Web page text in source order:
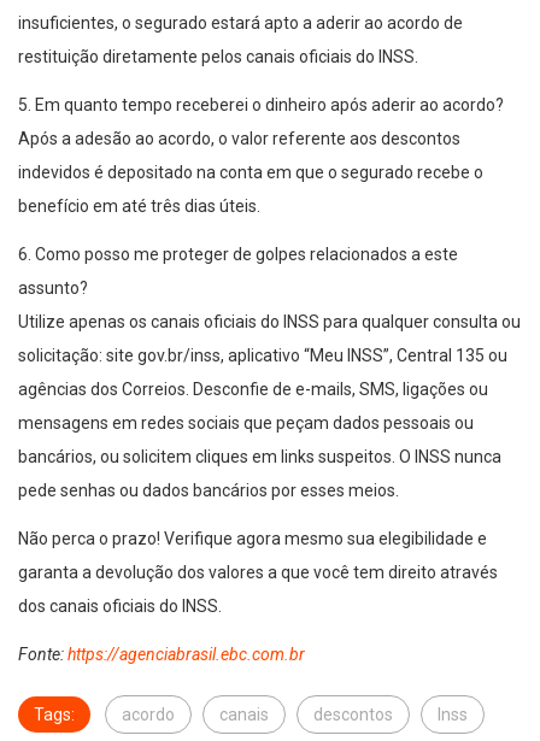
insuficientes, o segurado estará apto a aderir ao acordo de
restituição diretamente pelos canais oficiais do INSS.
5. Em quanto tempo receberei o dinheiro após aderir ao acordo?
Após a adesão ao acordo, o valor referente aos descontos
indevidos é depositado na conta em que o segurado recebe o
benefício em até três dias úteis.
6. Como posso me proteger de golpes relacionados a este
assunto?
Utilize apenas os canais oficiais do INSS para qualquer consulta ou
solicitação: site gov.br/inss, aplicativo “Meu INSS”, Central 135 ou
agências dos Correios. Desconfie de e-mails, SMS, ligações ou
mensagens em redes sociais que peçam dados pessoais ou
bancários, ou solicitem cliques em links suspeitos. O INSS nunca
pede senhas ou dados bancários por esses meios.
Não perca o prazo! Verifique agora mesmo sua elegibilidade e
garanta a devolução dos valores a que você tem direito através
dos canais oficiais do INSS.
Fonte:https://agenciabrasil.ebc.com.br
Tags: acordo canais descontos Inss